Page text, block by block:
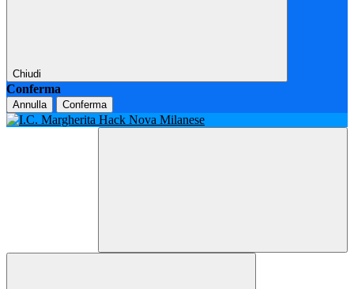
Chiudi
Conferma
Annulla Conferma